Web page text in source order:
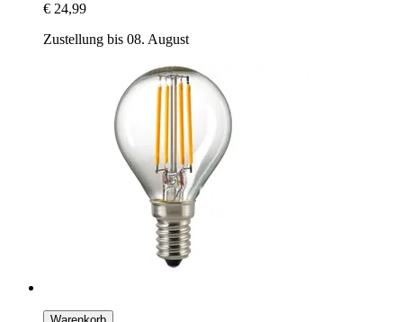
€ 24,99
Zustellung bis 08. August